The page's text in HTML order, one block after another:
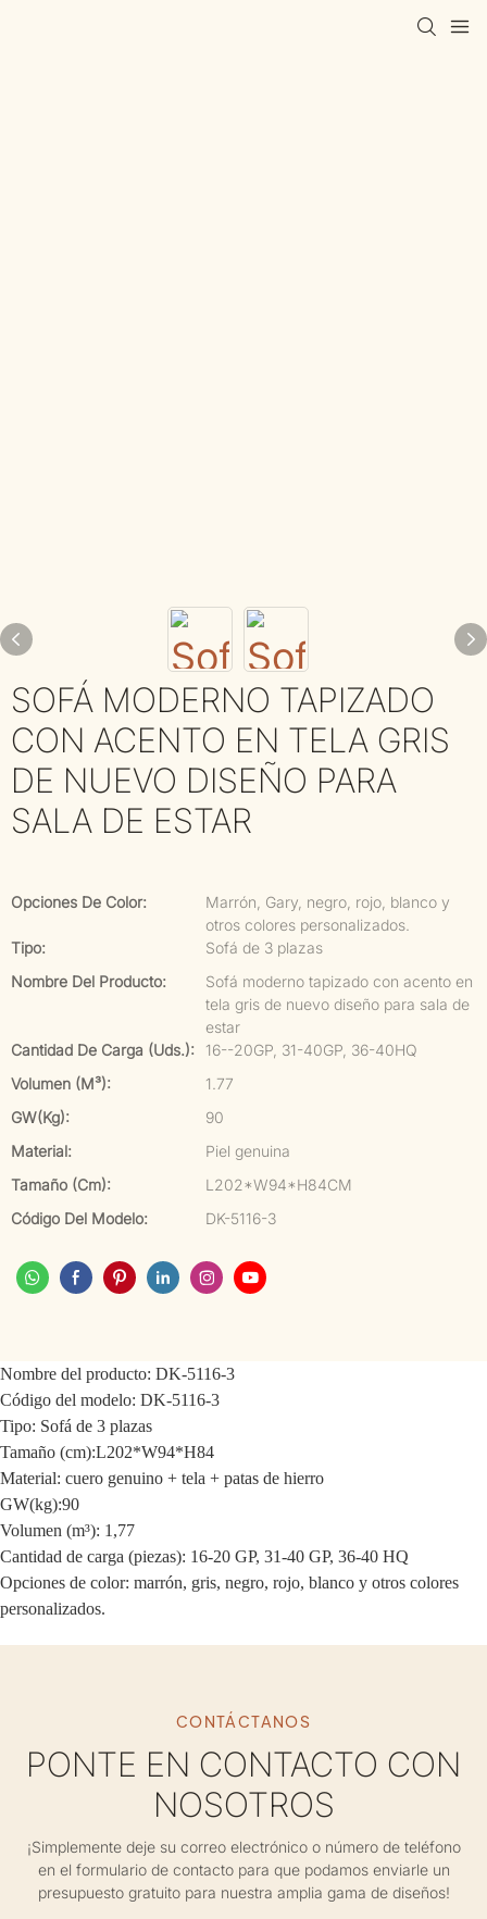
SOFÁ MODERNO TAPIZADO
CON ACENTO EN TELA GRIS
DE NUEVO DISEÑO PARA
SALA DE ESTAR
Opciones De Color:
Marrón, Gary, negro, rojo, blanco y
otros colores personalizados.
Tipo:
Sofá de 3 plazas
Nombre Del Producto:
Sofá moderno tapizado con acento en
tela gris de nuevo diseño para sala de
estar
Cantidad De Carga (uds.):
16--20GP, 31-40GP, 36-40HQ
Volumen (m³):
1.77
GW(kg):
90
Material:
Piel genuina
Tamaño (cm):
L202*W94*H84CM
Código Del Modelo:
DK-5116-3
Nombre del producto: DK-5116-3
Código del modelo: DK-5116-3
Tipo: Sofá de 3 plazas
Tamaño (cm):L202*W94*H84
Material: cuero genuino + tela + patas de hierro
GW(kg):90
Volumen (m³): 1,77
Cantidad de carga (piezas): 16-20 GP, 31-40 GP, 36-40 HQ
Opciones de color: marrón, gris, negro, rojo, blanco y otros colores
personalizados.
CONTÁCTANOS
PONTE EN CONTACTO CON
NOSOTROS
¡Simplemente deje su correo electrónico o número de teléfono
en el formulario de contacto para que podamos enviarle un
presupuesto gratuito para nuestra amplia gama de diseños!